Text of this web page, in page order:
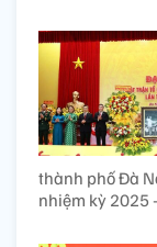
thành phố Đà
nhiệm kỳ 2025